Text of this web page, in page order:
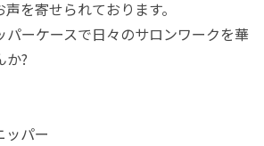
を寄せられております。
パーケースで日々のサロンワークを華
か?
ッパー